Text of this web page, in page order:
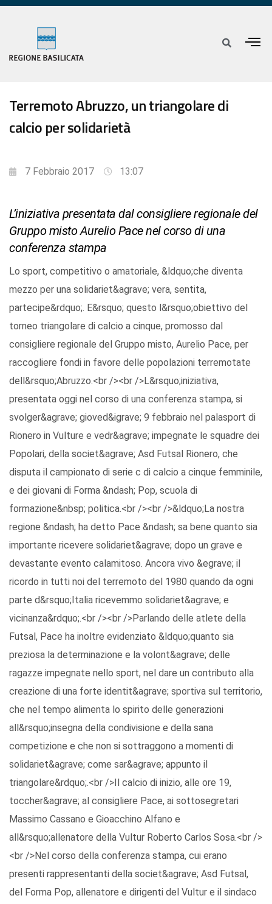
Terremoto Abruzzo, un triangolare di
calcio per solidarietà
7 Febbraio 2017 13:07
L’iniziativa presentata dal consigliere regionale del
Gruppo misto Aurelio Pace nel corso di una
conferenza stampa
Lo sport, competitivo o amatoriale, &ldquo;che diventa
mezzo per una solidariet&agrave; vera, sentita,
partecipe&rdquo;. E&rsquo; questo l&rsquo;obiettivo del
torneo triangolare di calcio a cinque, promosso dal
consigliere regionale del Gruppo misto, Aurelio Pace, per
raccogliere fondi in favore delle popolazioni terremotate
dell&rsquo;Abruzzo.<br /><br />L&rsquo;iniziativa,
presentata oggi nel corso di una conferenza stampa, si
svolger&agrave; gioved&igrave; 9 febbraio nel palasport di
Rionero in Vulture e vedr&agrave; impegnate le squadre dei
Popolari, della societ&agrave; Asd Futsal Rionero, che
disputa il campionato di serie c di calcio a cinque femminile,
e dei giovani di Forma &ndash; Pop, scuola di
formazione&nbsp; politica.<br /><br />&ldquo;La nostra
regione &ndash; ha detto Pace &ndash; sa bene quanto sia
importante ricevere solidariet&agrave; dopo un grave e
devastante evento calamitoso. Ancora vivo &egrave; il
ricordo in tutti noi del terremoto del 1980 quando da ogni
parte d&rsquo;Italia ricevemmo solidariet&agrave; e
vicinanza&rdquo;.<br /><br />Parlando delle atlete della
Futsal, Pace ha inoltre evidenziato &ldquo;quanto sia
preziosa la determinazione e la volont&agrave; delle
ragazze impegnate nello sport, nel dare un contributo alla
creazione di una forte identit&agrave; sportiva sul territorio,
che nel tempo alimenta lo spirito delle generazioni
all&rsquo;insegna della condivisione e della sana
competizione e che non si sottraggono a momenti di
solidariet&agrave; come sar&agrave; appunto il
triangolare&rdquo;.<br />Il calcio di inizio, alle ore 19,
toccher&agrave; al consigliere Pace, ai sottosegretari
Massimo Cassano e Gioacchino Alfano e
all&rsquo;allenatore della Vultur Roberto Carlos Sosa.<br />
<br />Nel corso della conferenza stampa, cui erano
presenti rappresentanti della societ&agrave; Asd Futsal,
del Forma Pop, allenatore e dirigenti del Vultur e il sindaco